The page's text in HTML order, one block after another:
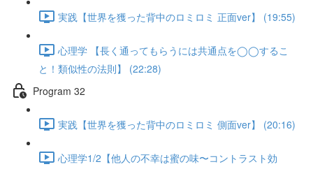
実践【世界を獲った背中のロミロミ 正面ver】 (19:55)
心理学 【長く通ってもらうには共通点を◯◯するこ
と！類似性の法則】 (22:28)
Program 32
実践【世界を獲った背中のロミロミ 側面ver】 (20:16)
心理学1/2【他人の不幸は蜜の味〜コントラスト効